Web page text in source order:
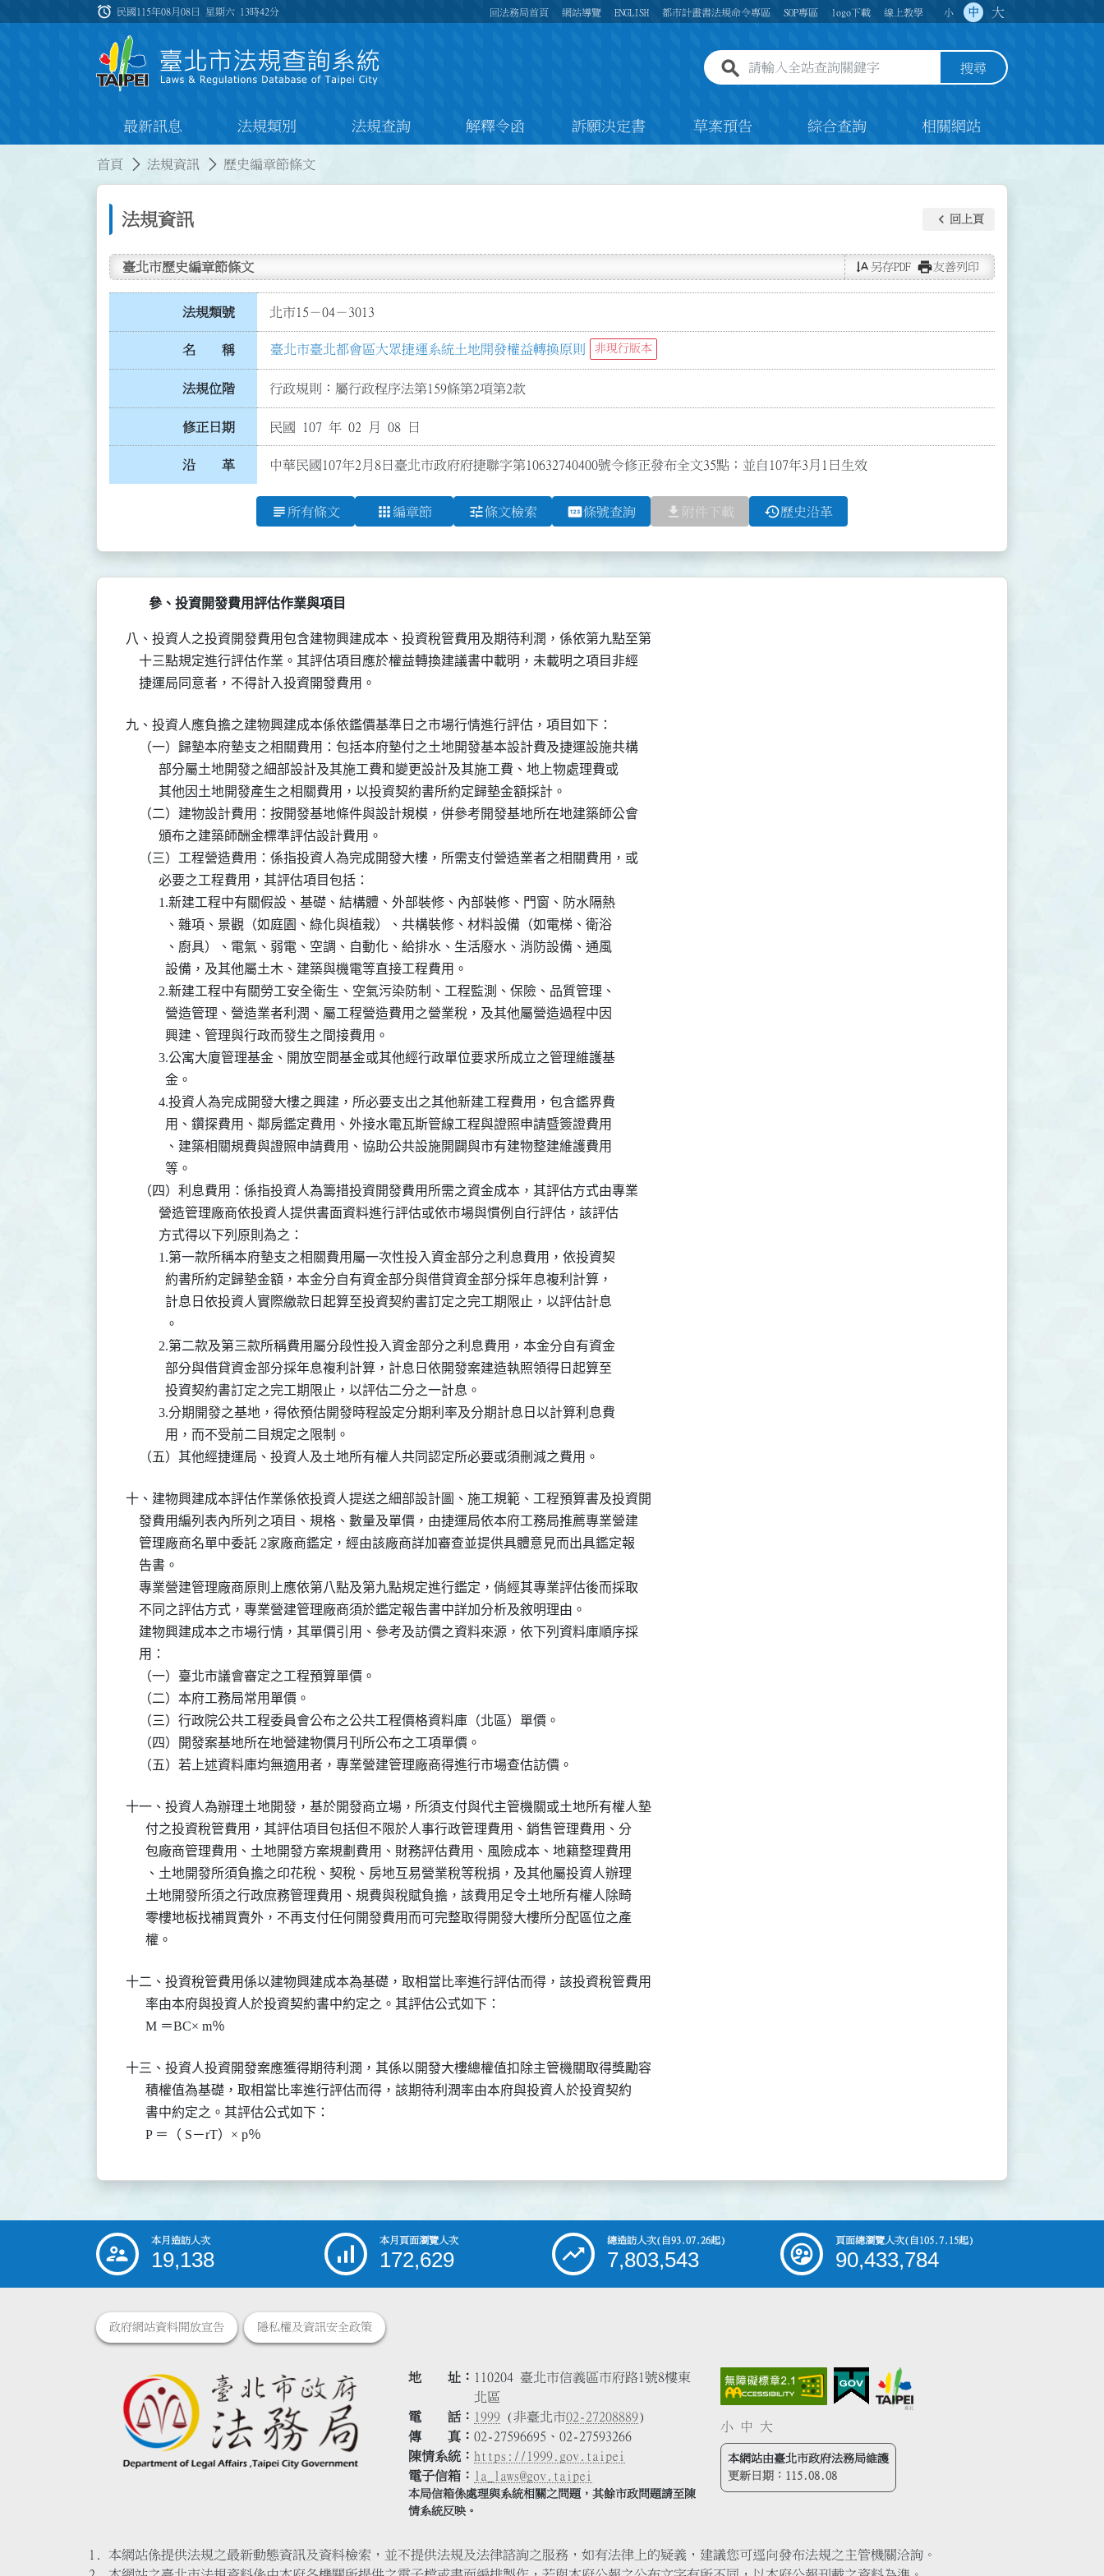
:::
alarm 民國115年08月08日 星期六 13時42分 回法務局首頁 網站導覽 ENGLISH 都市計畫書法規命令專區 SOP專區 logo下載 線上教學 小 中 大
全站查詢關鍵字欄位 搜尋
最新訊息 法規類別 法規查詢 解釋令函 訴願決定書 草案預告 綜合查詢 相關網站
首頁 法規資訊 歷史編章節條文
法規資訊 keyboard_arrow_left 回上頁
臺北市歷史編章節條文 text_rotate_vertical 另存PDF print友善列印
法規類號 北市15－04－3013
名 稱 臺北市臺北都會區大眾捷運系統土地開發權益轉換原則 非現行版本
法規位階 行政規則：屬行政程序法第159條第2項第2款
修正日期 民國 107 年 02 月 08 日
沿 革 中華民國107年2月8日臺北市政府府捷聯字第10632740400號令修正發布全文35點；並自107年3月1日生效
subject 所有條文 apps 編章節 tune條文檢索 pin條號查詢 file_download 附件下載 history歷史沿革
參、投資開發費用評估作業與項目
八、投資人之投資開發費用包含建物興建成本、投資稅管費用及期待利潤，係依第九點至第
    十三點規定進行評估作業。其評估項目應於權益轉換建議書中載明，未載明之項目非經
    捷運局同意者，不得計入投資開發費用。
九、投資人應負擔之建物興建成本係依鑑價基準日之市場行情進行評估，項目如下：
    （一）歸墊本府墊支之相關費用：包括本府墊付之土地開發基本設計費及捷運設施共構
          部分屬土地開發之細部設計及其施工費和變更設計及其施工費、地上物處理費或
          其他因土地開發產生之相關費用，以投資契約書所約定歸墊金額採計。
    （二）建物設計費用：按開發基地條件與設計規模，併參考開發基地所在地建築師公會
          頒布之建築師酬金標準評估設計費用。
    （三）工程營造費用：係指投資人為完成開發大樓，所需支付營造業者之相關費用，或
          必要之工程費用，其評估項目包括：
          1.新建工程中有關假設、基礎、結構體、外部裝修、內部裝修、門窗、防水隔熱
            、雜項、景觀（如庭園、綠化與植栽）、共構裝修、材料設備（如電梯、衛浴
            、廚具）、電氣、弱電、空調、自動化、給排水、生活廢水、消防設備、通風
            設備，及其他屬土木、建築與機電等直接工程費用。
          2.新建工程中有關勞工安全衛生、空氣污染防制、工程監測、保險、品質管理、
            營造管理、營造業者利潤、屬工程營造費用之營業稅，及其他屬營造過程中因
            興建、管理與行政而發生之間接費用。
          3.公寓大廈管理基金、開放空間基金或其他經行政單位要求所成立之管理維護基
            金。
          4.投資人為完成開發大樓之興建，所必要支出之其他新建工程費用，包含鑑界費
            用、鑽探費用、鄰房鑑定費用、外接水電瓦斯管線工程與證照申請暨簽證費用
            、建築相關規費與證照申請費用、協助公共設施開闢與市有建物整建維護費用
            等。
    （四）利息費用：係指投資人為籌措投資開發費用所需之資金成本，其評估方式由專業
          營造管理廠商依投資人提供書面資料進行評估或依市場與慣例自行評估，該評估
          方式得以下列原則為之：
          1.第一款所稱本府墊支之相關費用屬一次性投入資金部分之利息費用，依投資契
            約書所約定歸墊金額，本金分自有資金部分與借貸資金部分採年息複利計算，
            計息日依投資人實際繳款日起算至投資契約書訂定之完工期限止，以評估計息
            。
          2.第二款及第三款所稱費用屬分段性投入資金部分之利息費用，本金分自有資金
            部分與借貸資金部分採年息複利計算，計息日依開發案建造執照領得日起算至
            投資契約書訂定之完工期限止，以評估二分之一計息。
          3.分期開發之基地，得依預估開發時程設定分期利率及分期計息日以計算利息費
            用，而不受前二目規定之限制。
    （五）其他經捷運局、投資人及土地所有權人共同認定所必要或須刪減之費用。
十、建物興建成本評估作業係依投資人提送之細部設計圖、施工規範、工程預算書及投資開
    發費用編列表內所列之項目、規格、數量及單價，由捷運局依本府工務局推薦專業營建
    管理廠商名單中委託 2家廠商鑑定，經由該廠商詳加審查並提供具體意見而出具鑑定報
    告書。
    專業營建管理廠商原則上應依第八點及第九點規定進行鑑定，倘經其專業評估後而採取
    不同之評估方式，專業營建管理廠商須於鑑定報告書中詳加分析及敘明理由。
    建物興建成本之市場行情，其單價引用、參考及訪價之資料來源，依下列資料庫順序採
    用：
    （一）臺北市議會審定之工程預算單價。
    （二）本府工務局常用單價。
    （三）行政院公共工程委員會公布之公共工程價格資料庫（北區）單價。
    （四）開發案基地所在地營建物價月刊所公布之工項單價。
    （五）若上述資料庫均無適用者，專業營建管理廠商得進行市場查估訪價。
十一、投資人為辦理土地開發，基於開發商立場，所須支付與代主管機關或土地所有權人墊
      付之投資稅管費用，其評估項目包括但不限於人事行政管理費用、銷售管理費用、分
      包廠商管理費用、土地開發方案規劃費用、財務評估費用、風險成本、地籍整理費用
      、土地開發所須負擔之印花稅、契稅、房地互易營業稅等稅捐，及其他屬投資人辦理
      土地開發所須之行政庶務管理費用、規費與稅賦負擔，該費用足令土地所有權人除畸
      零樓地板找補買賣外，不再支付任何開發費用而可完整取得開發大樓所分配區位之產
      權。
十二、投資稅管費用係以建物興建成本為基礎，取相當比率進行評估而得，該投資稅管費用
      率由本府與投資人於投資契約書中約定之。其評估公式如下：
      M ＝BC× m％
十三、投資人投資開發案應獲得期待利潤，其係以開發大樓總權值扣除主管機關取得獎勵容
      積權值為基礎，取相當比率進行評估而得，該期待利潤率由本府與投資人於投資契約
      書中約定之。其評估公式如下：
      P ＝（ S－rT）× p％
::: 本月造訪人次
19,138
本月頁面瀏覽人次
172,629
總造訪人次(自93.07.26起)
7,803,543
頁面總瀏覽人次(自105.7.15起)
90,433,784
政府網站資料開放宣告 隱私權及資訊安全政策
地 址
110204 臺北市信義區市府路1號8樓東
北區
電 話
1999 (非臺北市02-27208889)
傳 真
02-27596695、02-27593266
陳情系統
https://1999.gov.taipei
電子信箱
la_laws@gov.taipei
本局信箱係處理與系統相關之問題，其餘市政問題請至陳
情系統反映。
小 中 大
本網站由臺北市政府法務局維護
更新日期： 115.08.08
本網站係提供法規之最新動態資訊及資料檢索，並不提供法規及法律諮詢之服務，如有法律上的疑義，建議您可逕向發布法規之主管機關洽詢。